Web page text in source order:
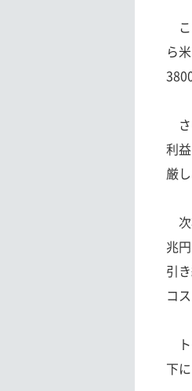
こ
ら
さ
利
厳
次
兆
引
コ
ト
下